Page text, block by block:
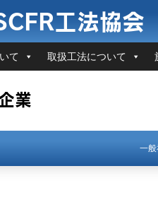
工法協会
て 取扱工法について
業
一